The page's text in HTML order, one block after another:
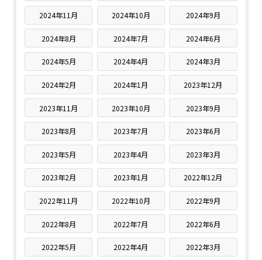
2024年11月 2024年10月 2024年9月
2024年8月 2024年7月 2024年6月
2024年5月 2024年4月 2024年3月
2024年2月 2024年1月 2023年12月
2023年11月 2023年10月 2023年9月
2023年8月 2023年7月 2023年6月
2023年5月 2023年4月 2023年3月
2023年2月 2023年1月 2022年12月
2022年11月 2022年10月 2022年9月
2022年8月 2022年7月 2022年6月
2022年5月 2022年4月 2022年3月